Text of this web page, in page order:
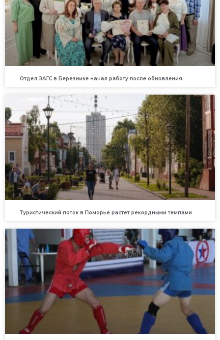
Отдел ЗАГС в Березнике начал работу после обновления
Туристический поток в Поморье растет рекордными темпами